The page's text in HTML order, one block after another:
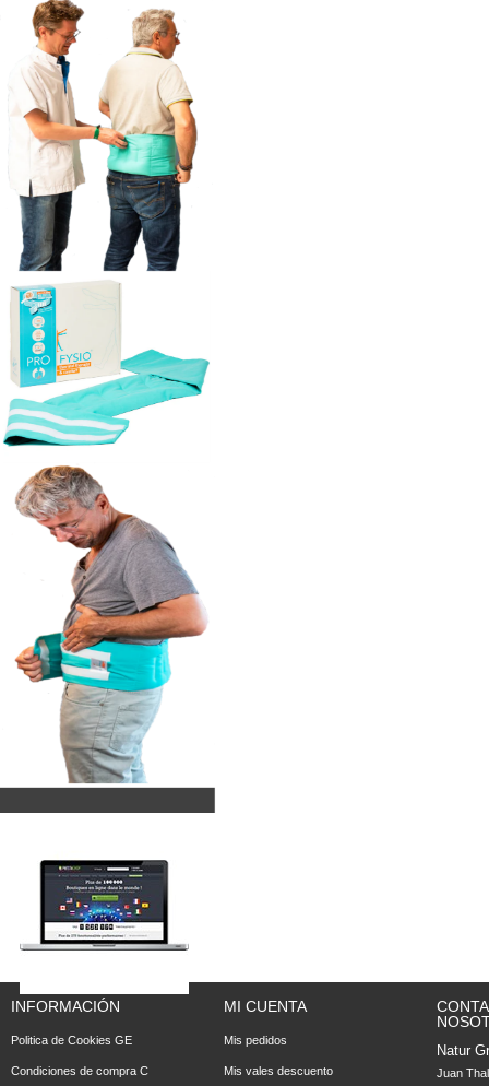
INFORMACIÓN
Politica de Cookies GE
Condiciones de compra C
MI CUENTA
Mis pedidos
Mis vales descuento
Natur
Juan